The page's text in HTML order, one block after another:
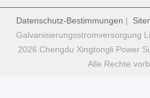
Datenschutz-Bestimmungen |
Galvanisierungsstromversorgung
2026 Chengdu Xingtongli Power
Alle Rechte